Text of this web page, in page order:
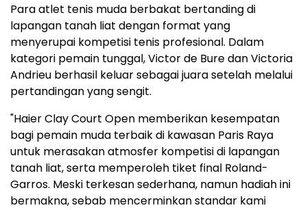
Para atlet tenis muda berbakat bertanding di
lapangan tanah liat dengan format yang
menyerupai kompetisi tenis profesional. Dalam
kategori pemain tunggal, Victor de Bure dan Victoria
Andrieu berhasil keluar sebagai juara setelah melalui
pertandingan yang sengit.
"Haier Clay Court Open memberikan kesempatan
bagi pemain muda terbaik di kawasan Paris Raya
untuk merasakan atmosfer kompetisi di lapangan
tanah liat, serta memperoleh tiket final Roland-
Garros. Meski terkesan sederhana, namun hadiah ini
bermakna, sebab mencerminkan standar kami